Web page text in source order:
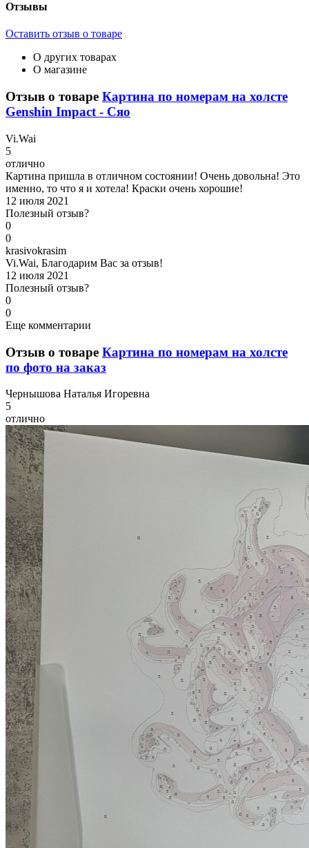
Отзывы
Оставить отзыв о товаре
О других товарах
О магазине
Отзыв о товаре Картина по номерам на холсте
Genshin Impact - Сяо
Vi.Wai
5
отлично
Картина пришла в отличном состоянии! Очень довольна! Это
именно, то что я и хотела! Краски очень хорошие!
12 июля 2021
Полезный отзыв?
0
0
krasivokrasim
Vi.Wai, Благодарим Вас за отзыв!
12 июля 2021
Полезный отзыв?
0
0
Еще комментарии
Отзыв о товаре Картина по номерам на холсте
по фото на заказ
Чернышова Наталья Игоревна
5
отлично